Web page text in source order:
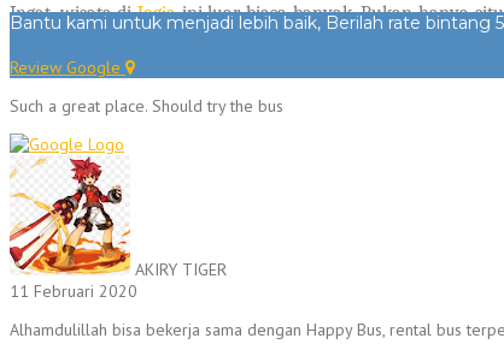
Ingat, wisata diJogjaini luar biasa banyak. Bukan hanya
Yogyakarta bersama keluarga atau rombongan tercinta. Yuk
Bantu kami untuk menjadi lebih baik, Berilah rate bintang
Review Google
Such a great place. Should try the bus
AKIRY TIGER
11 Februari 2020
Alhamdulillah bisa bekerja sama dengan Happy Bus, rental bus